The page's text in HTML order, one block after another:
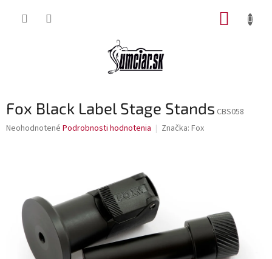
Fox Black Label Stage Stands CBS058
Priemerné
hviezdičiek.
Neohodnotené Podrobnosti hodnotenia Značka: Fox